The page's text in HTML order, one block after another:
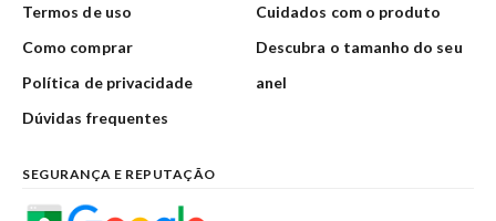
Termos de uso
Como comprar
Política de privacidade
Dúvidas frequentes
Cuidados com o produto
Descubra o tamanho do seu
anel
SEGURANÇA E REPUTAÇÃO